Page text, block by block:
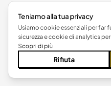
Teniamo alla tua privacy
Usiamo cookie essenziali per far
sicurezza e cookie di analytics
Scopri di più
Rifiuta